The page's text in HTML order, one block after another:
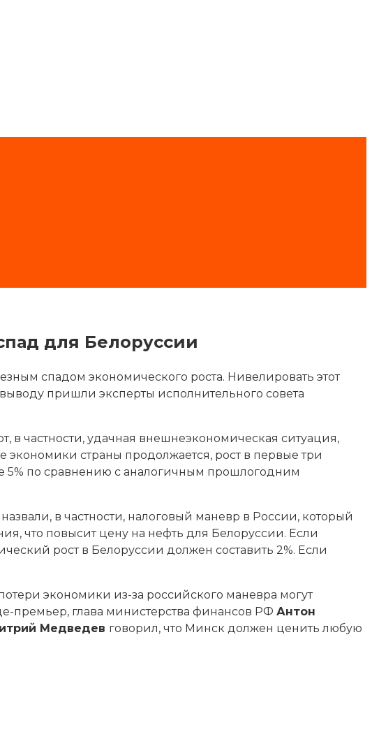
для Белоруссии
спадом экономического роста. Нивелировать этот
пришли эксперты исполнительного совета
в частности, удачная внешнеэкономическая ситуация,
экономики страны продолжается, рост в первые три
5% по сравнению с аналогичным прошлогодним
в частности, налоговый маневр в России, который
что повысит цену на нефть для Белоруссии. Если
рост в Белоруссии должен составить 2%. Если
экономики из-за российского маневра могут
премьер, глава министерства финансов РФ Антон
Медведев говорил, что Минск должен ценить любую